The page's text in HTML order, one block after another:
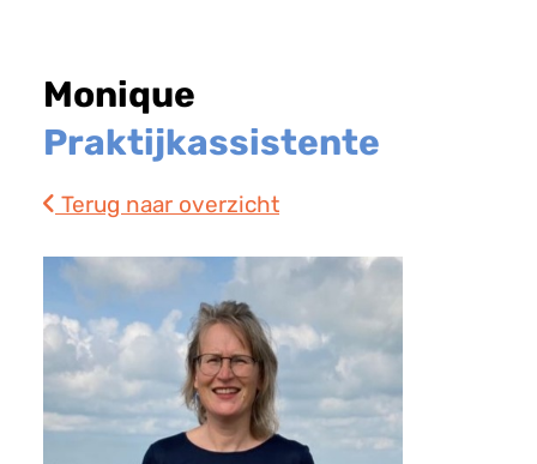
d
m
e
n
u
Monique
Praktijkassistente
Terug naar overzicht